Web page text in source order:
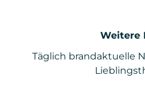
Weitere
Täglich brandaktuelle